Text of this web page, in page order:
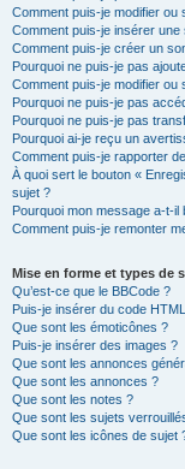
Comment puis-je modifier ou
Comment puis-je insérer
Comment puis-je créer un
Pourquoi ne puis-je pas
Comment puis-je modifier ou
Pourquoi ne puis-je pas
Pourquoi ne puis-je pas
Pourquoi ai-je reçu un
Comment puis-je rapporter
À quoi sert le bouton «
sujet ?
Pourquoi mon message a-t-il
Comment puis-je remonter
Mise en forme et types de
Qu’est-ce que le BBCode ?
Puis-je insérer du code
Que sont les émoticônes ?
Puis-je insérer des images ?
Que sont les annonces
Que sont les annonces ?
Que sont les notes ?
Que sont les sujets
Que sont les icônes de sujet